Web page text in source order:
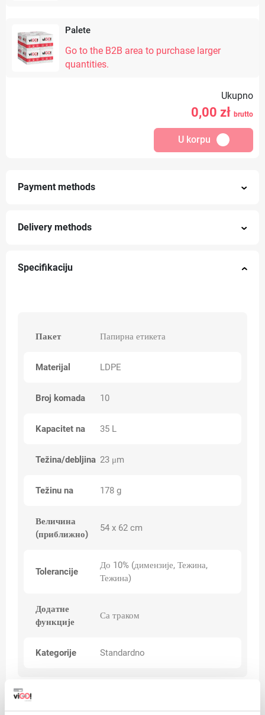
Palete
Go to the B2B area to purchase larger
quantities.
Ukupno
0,00 zł brutto
U korpu
Payment methods
Delivery methods
Specifikaciju
Пакет Папирна етикета
Materijal LDPE
Broj komada 10
Kapacitet na 35 L
Težina/debljina 23 μm
Težinu na 178 g
Величина
(приближно)
54 x 62 cm
Tolerancije
До 10% (димензије, Тежина,
Тежина)
Додатне
функције
Са траком
Kategorije Standardno
Upozorenja